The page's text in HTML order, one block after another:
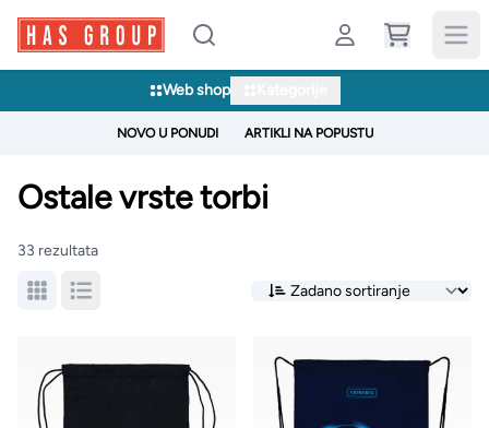
Web shop
NOVO U PONUDI ARTIKLI NA POPUSTU
Ostale vrste torbi
33 rezultata